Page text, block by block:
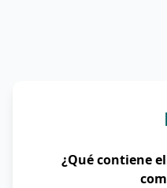
¿Qué contiene